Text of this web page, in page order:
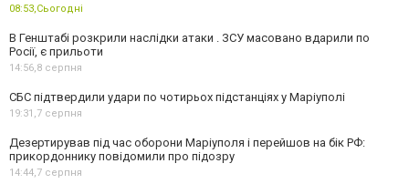
08:53,Сьогодні
В Генштабі розкрили наслідки атаки . ЗСУ масовано вдарили по
Росії, є прильоти
14:56,8 серпня
СБС підтвердили удари по чотирьох підстанціях у Маріуполі
19:31,7 серпня
Дезертирував під час оборони Маріуполя і перейшов на бік РФ:
прикордоннику повідомили про підозру
14:44,7 серпня